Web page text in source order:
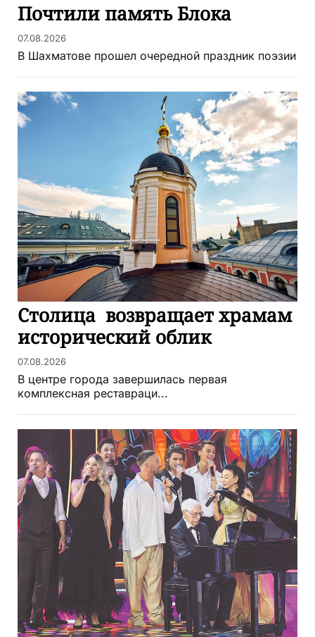
Почтили память Блока
07.08.2026
В Шахматове прошел очередной праздник поэзии
Столица возвращает храмам
исторический облик
07.08.2026
В центре города завершилась первая
комплексная реставраци...